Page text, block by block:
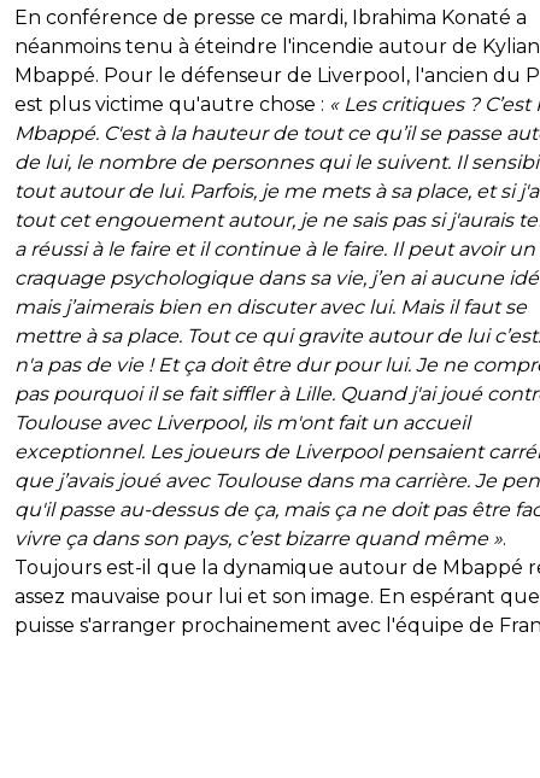
En conférence de presse ce mardi, Ibrahima Konaté a
néanmoins tenu à éteindre l'incendie autour de Kylian
Mbappé. Pour le défenseur de Liverpool, l'ancien du
est plus victime qu'autre chose : « Les critiques ? C’est
Mbappé. C'est à la hauteur de tout ce qu’il se passe
de lui, le nombre de personnes qui le suivent. Il
tout autour de lui. Parfois, je me mets à sa place, et si
tout cet engouement autour, je ne sais pas si j'aurais
a réussi à le faire et il continue à le faire. Il peut avoir un
craquage psychologique dans sa vie, j’en ai aucune
mais j’aimerais bien en discuter avec lui. Mais il faut se
mettre à sa place. Tout ce qui gravite autour de lui
n'a pas de vie ! Et ça doit être dur pour lui. Je ne
pas pourquoi il se fait siffler à Lille. Quand j'ai joué
Toulouse avec Liverpool, ils m'ont fait un accueil
exceptionnel. Les joueurs de Liverpool pensaient
que j’avais joué avec Toulouse dans ma carrière. Je
qu'il passe au-dessus de ça, mais ça ne doit pas être
vivre ça dans son pays, c’est bizarre quand même ».
Toujours est-il que la dynamique autour de Mbappé
assez mauvaise pour lui et son image. En espérant
puisse s'arranger prochainement avec l'équipe de